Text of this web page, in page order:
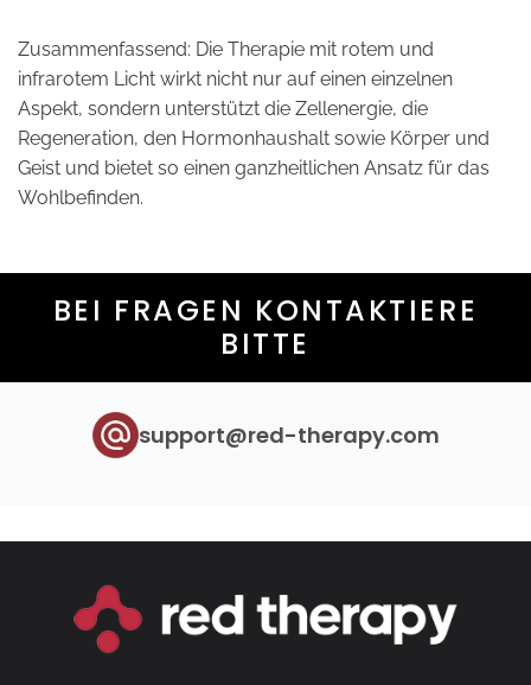
Zusammenfassend: Die Therapie mit rotem und
infrarotem Licht wirkt nicht nur auf einen einzelnen
Aspekt, sondern unterstützt die Zellenergie, die
Regeneration, den Hormonhaushalt sowie Körper und
Geist und bietet so einen ganzheitlichen Ansatz für das
Wohlbefinden.
BEI FRAGEN KONTAKTIERE
BITTE
support@red-therapy.com